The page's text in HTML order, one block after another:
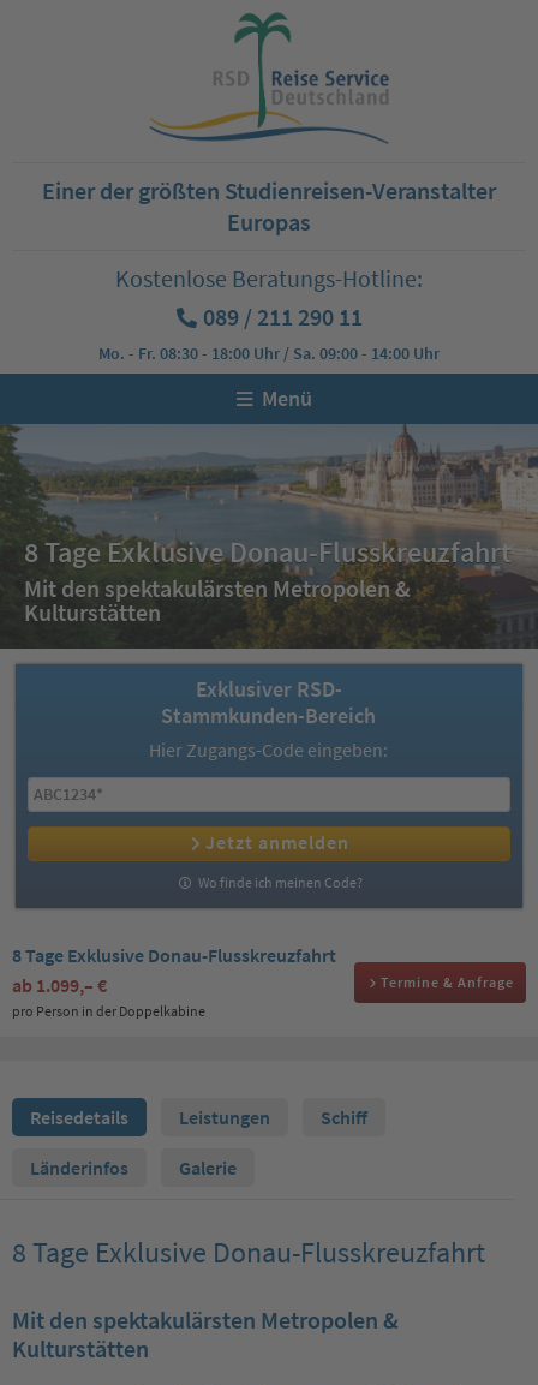
Einer der größten Studienreisen-Veranstalter
Europas
Kostenlose Beratungs-Hotline:
089 / 211 290 11
Mo. - Fr. 08:30 - 18:00 Uhr / Sa. 09:00 - 14:00 Uhr
Menü
8 Tage Exklusive Donau-Flusskreuzfahrt
Mit den spektakulärsten Metropolen &
Kulturstätten
Exklusiver RSD-
Stammkunden-Bereich
Hier Zugangs-Code eingeben:
Jetzt anmelden
Wo finde ich meinen Code?
8 Tage Exklusive Donau-Flusskreuzfahrt
ab 1.099,– €
pro Person in der Doppelkabine
Termine & Anfrage
Reisedetails Leistungen Schiff
Länderinfos Galerie
8 Tage Exklusive Donau-Flusskreuzfahrt
Mit den spektakulärsten Metropolen &
Kulturstätten